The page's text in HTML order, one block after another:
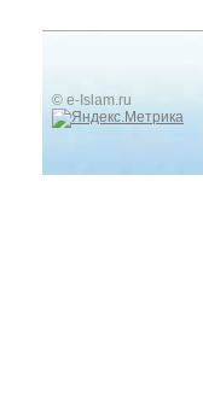
© e-Islam.ru